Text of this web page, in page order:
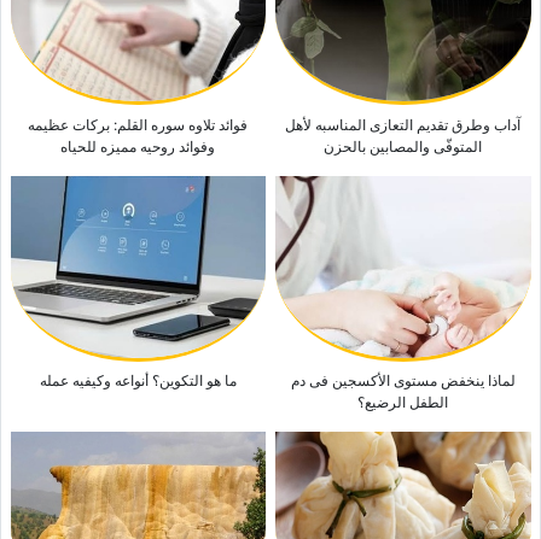
فی الربع الثانی
آداب وطرق تقدیم التعازی المناسبه لأهل
المتوفّى والمصابین بالحزن
فوائد تلاوه سوره القلم: برکات عظیمه
وفوائد روحیه ممیزه للحیاه
لماذا ینخفض مستوى الأکسجین فی دم
الطفل الرضیع؟
ما هو التکوین؟ أنواعه وکیفیه عمله